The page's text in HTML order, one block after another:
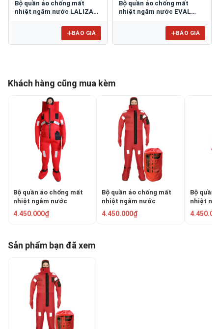
Bộ quần áo chống mất
nhiệt ngâm nước LALIZAS
BÁO GIÁ
Bộ quần áo chống mất
nhiệt ngâm nước EVAL
BÁO GIÁ
Khách hàng cũng mua kèm
Bộ quần áo chống mất
nhiệt ngâm nước
RONGSHENG RSF-II
4.450.000₫
Bộ quần áo chống mất
nhiệt ngâm nước
LALIZAS 70454
4.450.000₫
Bộ quần
nhiệt
Sản phẩm bạn đã xem